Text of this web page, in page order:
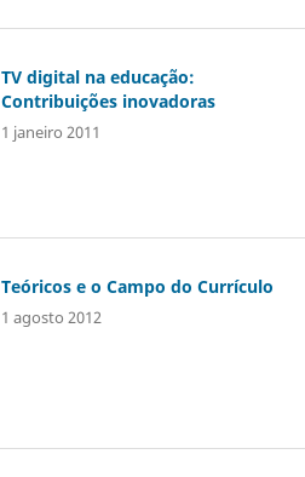
TV digital na educação:
Contribuições inovadoras
1 janeiro 2011
Teóricos e o Campo do Currículo
1 agosto 2012